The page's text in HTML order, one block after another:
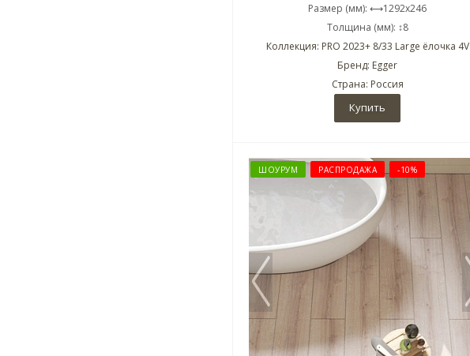
Размер (мм): ⟷1292x246
Толщина (мм): ↕8
Коллекция: PRO 2023+ 8/33 Large ёлочка 4V
Бренд: Egger
Страна: Россия
Купить
ШОУРУМ РАСПРОДАЖА -10%